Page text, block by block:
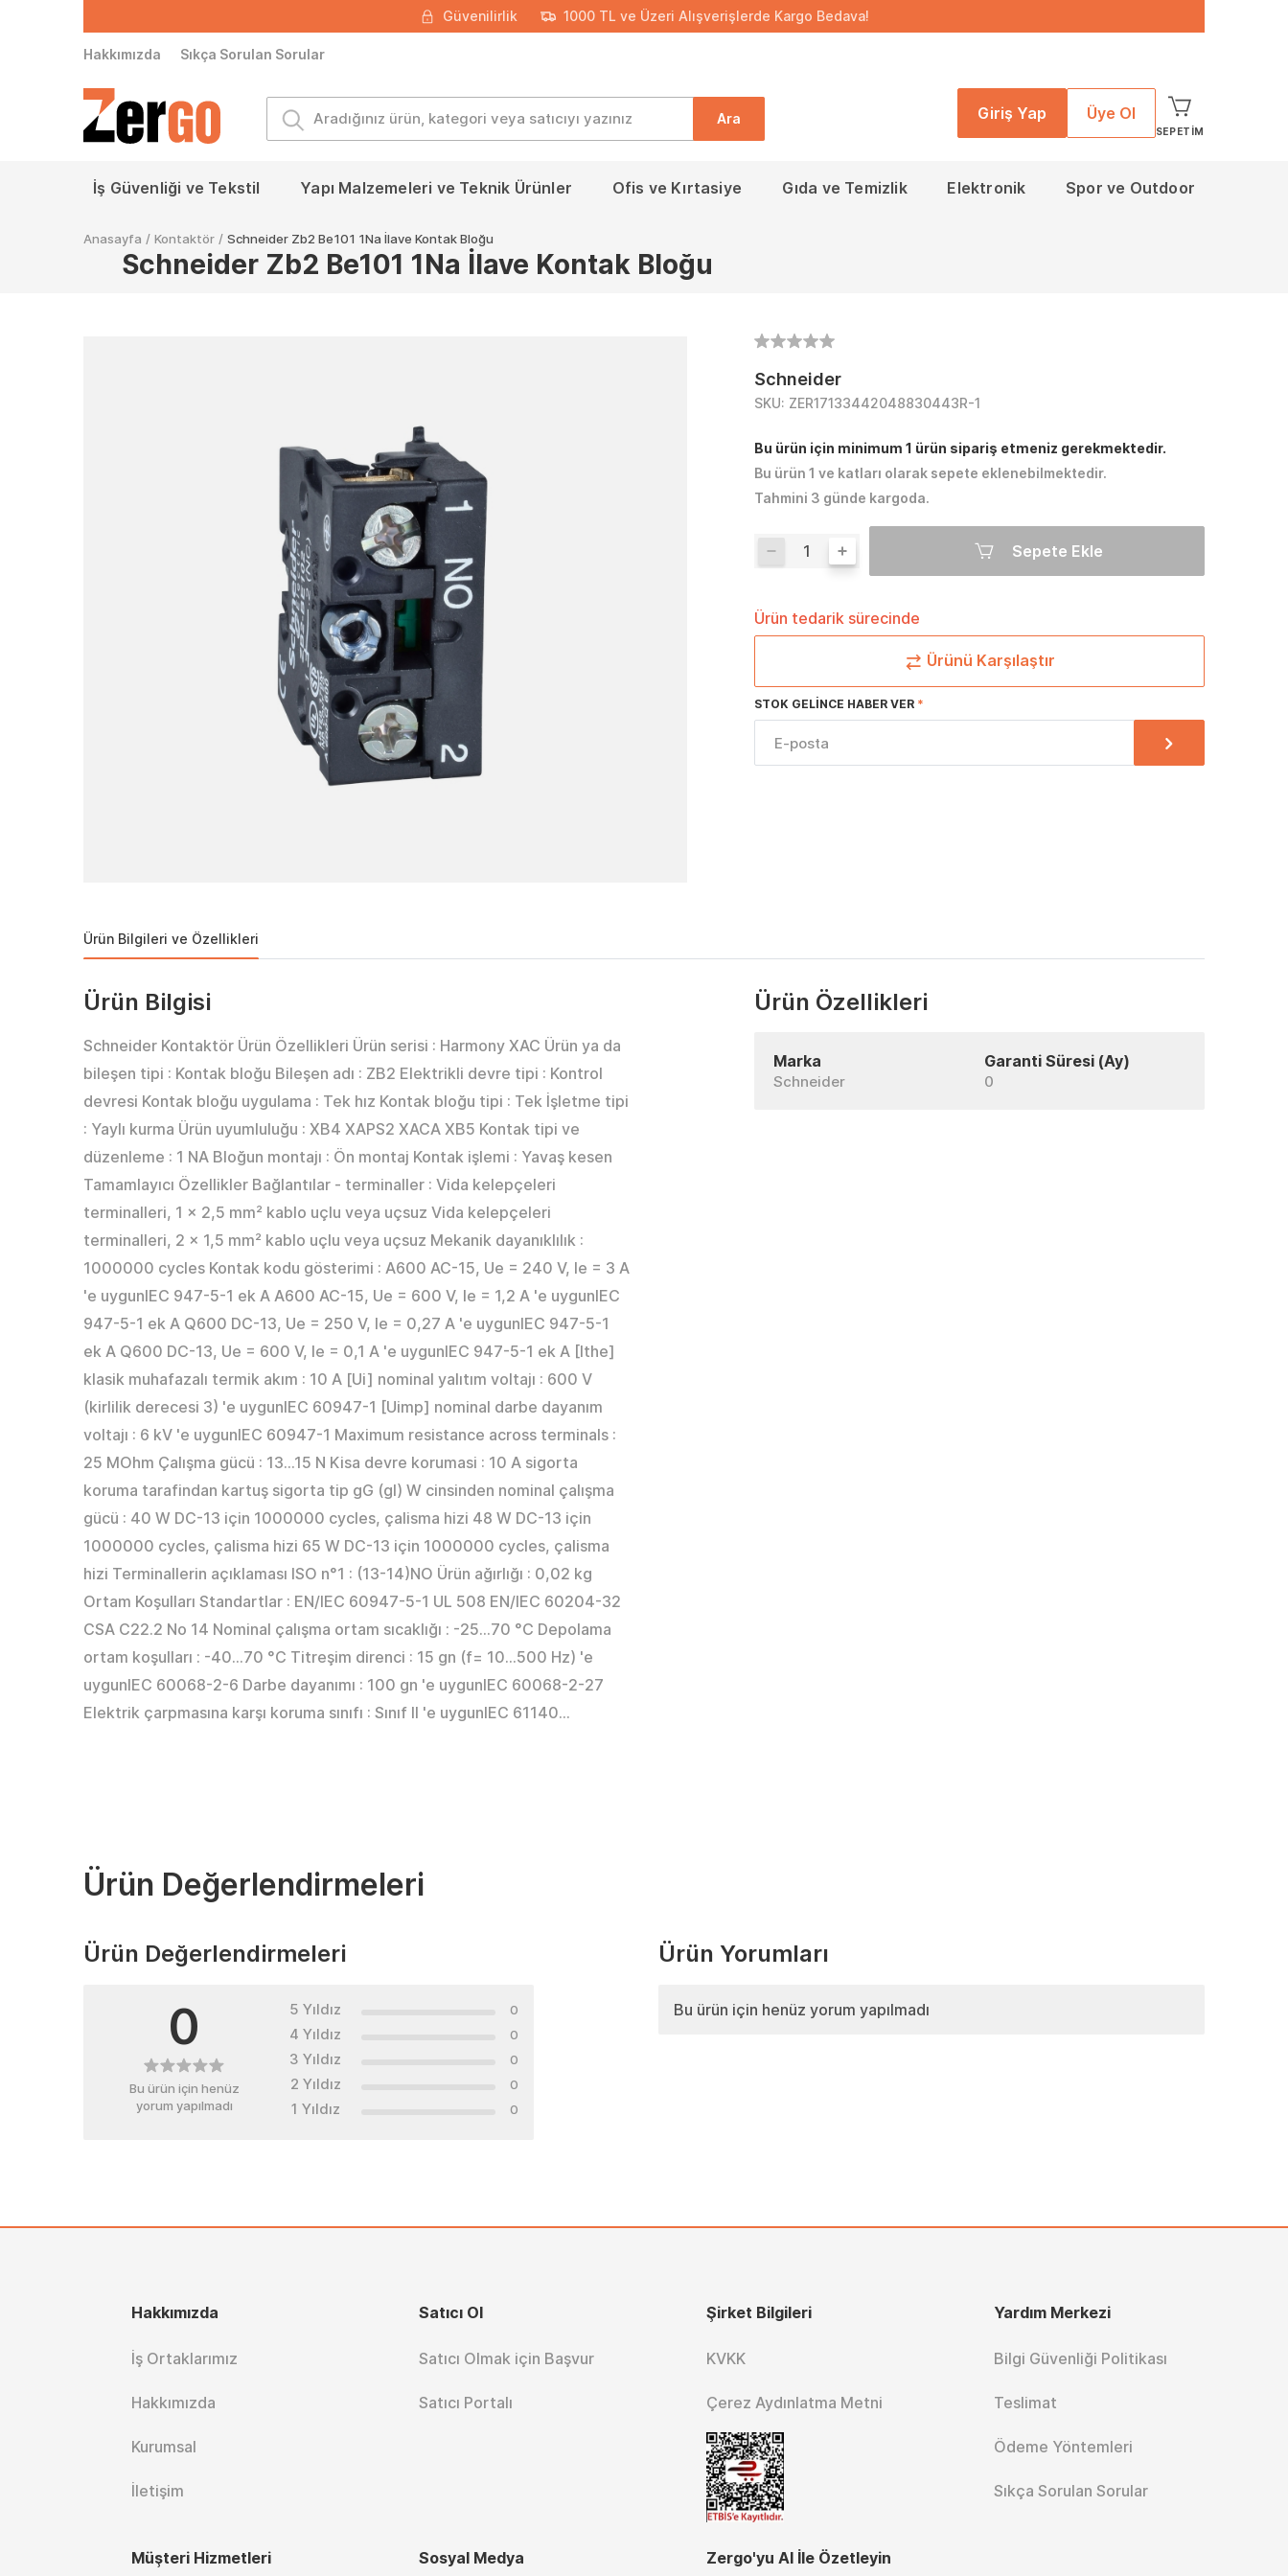
Güvenilirlik 1000 TL ve Üzeri Alışverişlerde Kargo Bedava!
Hakkımızda Sıkça Sorulan Sorular
Ara Giriş Yap Üye Ol
SEPETIM
İş Güvenliği ve Tekstil Yapı Malzemeleri ve Teknik Ürünler Ofis ve Kırtasiye Gıda ve Temizlik Elektronik Spor ve Outdoor
Anasayfa / Kontaktör / Schneider Zb2 Be101 1Na İlave Kontak Bloğu
Schneider Zb2 Be101 1Na İlave Kontak Bloğu
Schneider
SKU: ZER17133442048830443R-1
Bu ürün için minimum 1 ürün sipariş etmeniz gerekmektedir.
Bu ürün 1 ve katları olarak sepete eklenebilmektedir.
Tahmini 3 günde kargoda.
Sepete Ekle
Ürün tedarik sürecinde
Ürünü Karşılaştır
STOK GELINCE HABER VER
Ürün Bilgileri ve Özellikleri
Ürün Bilgisi
Schneider Kontaktör Ürün Özellikleri Ürün serisi : Harmony XAC Ürün ya da
bileşen tipi : Kontak bloğu Bileşen adı : ZB2 Elektrikli devre tipi : Kontrol
devresi Kontak bloğu uygulama : Tek hız Kontak bloğu tipi : Tek İşletme tipi
: Yaylı kurma Ürün uyumluluğu : XB4 XAPS2 XACA XB5 Kontak tipi ve
düzenleme : 1 NA Bloğun montajı : Ön montaj Kontak işlemi : Yavaş kesen
Tamamlayıcı Özellikler Bağlantılar - terminaller : Vida kelepçeleri
terminalleri, 1 x 2,5 mm² kablo uçlu veya uçsuz Vida kelepçeleri
terminalleri, 2 x 1,5 mm² kablo uçlu veya uçsuz Mekanik dayanıklılık :
1000000 cycles Kontak kodu gösterimi : A600 AC-15, Ue = 240 V, Ie = 3 A
'e uygunIEC 947-5-1 ek A A600 AC-15, Ue = 600 V, Ie = 1,2 A 'e uygunIEC
947-5-1 ek A Q600 DC-13, Ue = 250 V, Ie = 0,27 A 'e uygunIEC 947-5-1
ek A Q600 DC-13, Ue = 600 V, Ie = 0,1 A 'e uygunIEC 947-5-1 ek A [Ithe]
klasik muhafazalı termik akım : 10 A [Ui] nominal yalıtım voltajı : 600 V
(kirlilik derecesi 3) 'e uygunIEC 60947-1 [Uimp] nominal darbe dayanım
voltajı : 6 kV 'e uygunIEC 60947-1 Maximum resistance across terminals :
25 MOhm Çalışma gücü : 13…15 N Kisa devre korumasi : 10 A sigorta
koruma tarafindan kartuş sigorta tip gG (gl) W cinsinden nominal çalışma
gücü : 40 W DC-13 için 1000000 cycles, çalisma hizi 48 W DC-13 için
1000000 cycles, çalisma hizi 65 W DC-13 için 1000000 cycles, çalisma
hizi Terminallerin açıklaması ISO n°1 : (13-14)NO Ürün ağırlığı : 0,02 kg
Ortam Koşulları Standartlar : EN/IEC 60947-5-1 UL 508 EN/IEC 60204-32
CSA C22.2 No 14 Nominal çalışma ortam sıcaklığı : -25…70 °C Depolama
ortam koşulları : -40…70 °C Titreşim direnci : 15 gn (f= 10…500 Hz) 'e
uygunIEC 60068-2-6 Darbe dayanımı : 100 gn 'e uygunIEC 60068-2-27
Elektrik çarpmasına karşı koruma sınıfı : Sınıf II 'e uygunIEC 61140...
Ürün Özellikleri
Marka
Schneider
Garanti Süresi (Ay)
0
Ürün Değerlendirmeleri
Ürün Değerlendirmeleri
0
Bu ürün için henüz
yorum yapılmadı
5 Yıldız 0
4 Yıldız 0
3 Yıldız 0
2 Yıldız 0
1 Yıldız 0
Ürün Yorumları
Bu ürün için henüz yorum yapılmadı
Hakkımızda
İş Ortaklarımız
Hakkımızda
Kurumsal
İletişim
Satıcı Ol
Satıcı Olmak için Başvur
Satıcı Portalı
Şirket Bilgileri
KVKK
Çerez Aydınlatma Metni
Yardım Merkezi
Bilgi Güvenliği Politikası
Teslimat
Ödeme Yöntemleri
Sıkça Sorulan Sorular
Müşteri Hizmetleri Sosyal Medya Zergo'yu AI İle Özetleyin